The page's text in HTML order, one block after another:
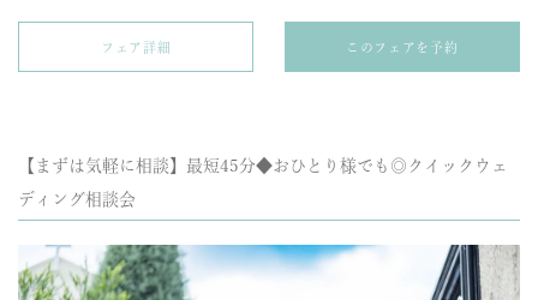
フェア詳細 このフェアを予約
【まずは気軽に相談】最短45分◆おひとり様でも◎クイックウェ
ディング相談会